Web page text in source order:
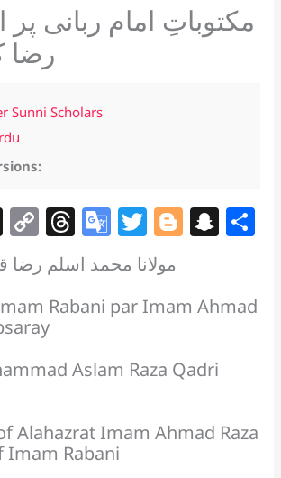
مکتوباتِ امام ربانی پر
رضا
Sunni Scholars
X C
o
p
y
Li
n
T
h
re
a
s
G
o
o
gl
Tr
n
sl
T
w
itt
er
Bl
o
g
S
n
p e
مولانا محمد اسلم رضا
Rabani par Imam Ahmad
Aslam Raza Qadri
Alahazrat Imam Ahmad Raza
Imam Rabani